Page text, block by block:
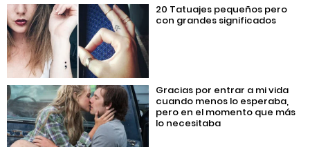
20 Tatuajes pequeños pero
con grandes significados
Gracias por entrar a mi vida
cuando menos lo esperaba,
pero en el momento que más
lo necesitaba